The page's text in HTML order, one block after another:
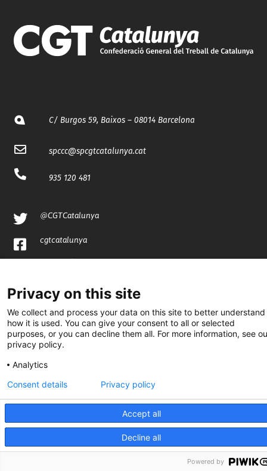
C/ Burgos 59, Baixos – 08014 Barcelona
spccc@spcgtcatalunya.cat
935 120 481
@CGTCatalunya
cgtcatalunya
CGTCatalunya
Desenvolupat per
Privacy on this site
We collect and process your data on this site to better understand
how it is used. You can give your consent to all or selected
purposes, or you can decline them all. For more information, see
privacy policy.
Analytics
Accept all
Decline all
Consent details Privacy policy
Powered by